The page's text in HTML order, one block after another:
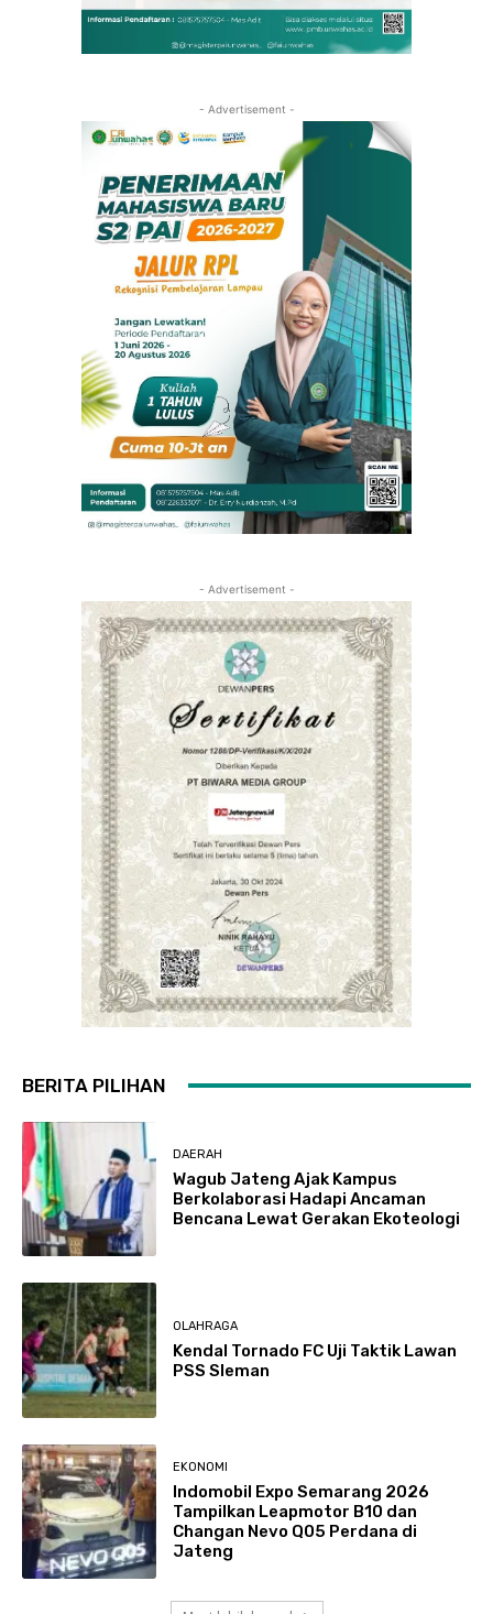
- Advertisement -
- Advertisement -
BERITA PILIHAN
DAERAH
Wagub Jateng Ajak Kampus
Berkolaborasi Hadapi Ancaman
Bencana Lewat Gerakan Ekoteologi
OLAHRAGA
Kendal Tornado FC Uji Taktik Lawan
PSS Sleman
EKONOMI
Indomobil Expo Semarang 2026
Tampilkan Leapmotor B10 dan
Changan Nevo Q05 Perdana di
Jateng